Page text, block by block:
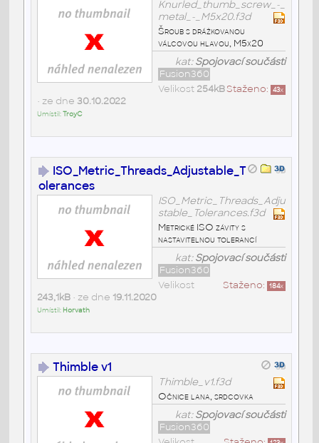
Knurled_thumb_screw_-_
metal_-_M5x20.f3d
Šroub s drážkovanou
válcovou hlavou, M5x20
kat:Spojovací součásti
Fusion360
Staženo: 43x
Velikost 254kB
• ze dne 30.10.2022
Umístil:TroyC
ISO_Metric_Threads_Adjustable_T
olerances
ISO_Metric_Threads_Adju
stable_Tolerances.f3d
Metrické ISO závity s
nastavitelnou tolerancí
kat:Spojovací součásti
Fusion360
Staženo: 184x
Velikost
243,1kB• ze dne 19.11.2020
Umístil: Horvath
Thimble v1
Thimble_v1.f3d
Očnice lana, srdcovka
kat:Spojovací součásti
Fusion360